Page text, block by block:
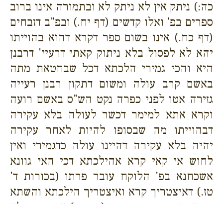
כה:) ניתק אין לא ניתק לא ובתמורה אינו ברוב
ספרים בפ' ואלו קדשים (דף יח.) ובפ"ב דזבחים
(דף כח.) אינו בשום ספר דקרא דהוא בהוייתו
יהא לא לפסול בלא ניתוק קאתי דרעיי' דרבנן
היא והכי גמירי הלכתא דכל שבחטאת מתה
באשם קרב עולה ומשום דתקון רבנן רעייה
גזירה אטו לפני כפרה נקט הש"ס באשם רועה
וקרא אתא למימר דכשר לעולה בלא עקירה
דבהוייתו מה שבסופו להיות לאחר עקירה
יהיה בלא עקירה דהיינו עולה כדגמירי ואין
לחוש אי קאי קרא אהילכתא דכי האי גוונא
אשכחנא בפ' הלוקח עובר פרתו (בכורות ד'
טז.) דאיצטריך קרא ואיצטריך הילכתא והשתא